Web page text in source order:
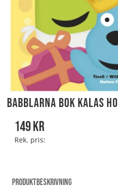
Babblarna Bok Kalas
149kr
Rek. pris:
PRODUKTBESKRIVNING